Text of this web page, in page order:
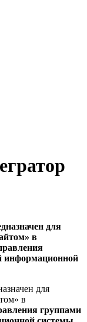
для
в
информационной
для
в
группами